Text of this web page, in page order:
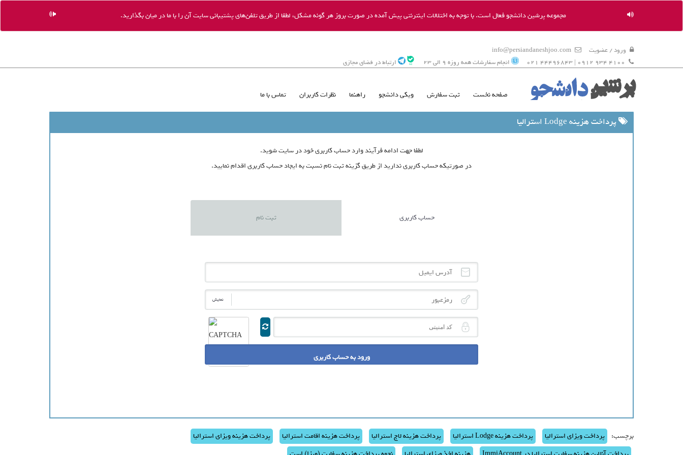
مجموعه پرشین دانشجو فعال است. با توجه به اختلالات اینترنتی پیش آمده در صورت بروز هر گونه مشکل، لطفا از طریق تلفن‌های پشتیبانی سایت آن را با ما در میان بگذارید.
ورود / عضویت
info@persiandaneshjoo.com
4100 934 0912 | 44496843 021
انجام سفارشات همه روزه 9 الی 23 ارتباط در فضای مجازی
صفحه نخست ثبت سفارش ویکی دانشجو راهنما نظرات کاربران تماس با ما
پرداخت هزینه Lodge استرالیا
لطفا جهت ادامه فرآیند وارد حساب کاربری خود در سایت شوید.
در صورتیکه حساب کاربری ندارید از طریق گزینه ثبت نام نسبت به ایجاد حساب کاربری اقدام نمایید.
حساب کاربری ثبت نام
آدرس ایمیل
رمزعبور نمایش
کد امنیتی
برچسب: پرداخت ویزای استرالیا پرداخت هزینه Lodge استرالیا پرداخت هزینه لاج استرالیا پرداخت هزینه اقامت استرالیا
پرداخت هزینه ویزای استرالیا